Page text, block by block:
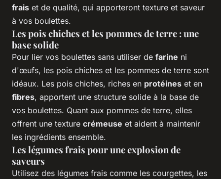
frais et de qualité, qui apporteront texture et saveur
à vos boulettes.
Les pois chiches et les pommes de terre : une
base solide
Pour lier vos boulettes sans utiliser de farine ni
d'œufs, les pois chiches et les pommes de terre sont
idéaux. Les pois chiches, riches en protéines et en
fibres, apportent une structure solide à la base de
vos boulettes. Quant aux pommes de terre, elles
offrent une texture crémeuse et aident à maintenir
les ingrédients ensemble.
Les légumes frais pour une explosion de
saveurs
Utilisez des légumes frais comme les courgettes, les